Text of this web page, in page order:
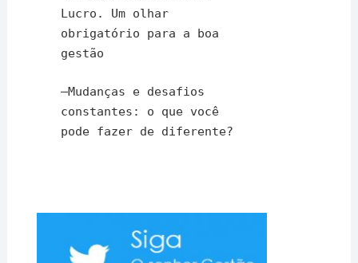
Lucro. Um olhar
obrigatório para a boa
gestão
–Mudanças e desafios
constantes: o que você
pode fazer de diferente?